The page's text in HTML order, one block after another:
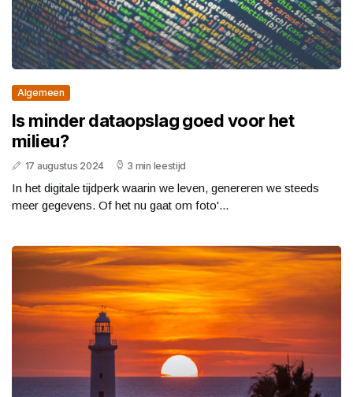
Algemeen
Is minder dataopslag goed voor het
milieu?
17 augustus 2024 3 min leestijd
In het digitale tijdperk waarin we leven, genereren we steeds
meer gegevens. Of het nu gaat om foto'...